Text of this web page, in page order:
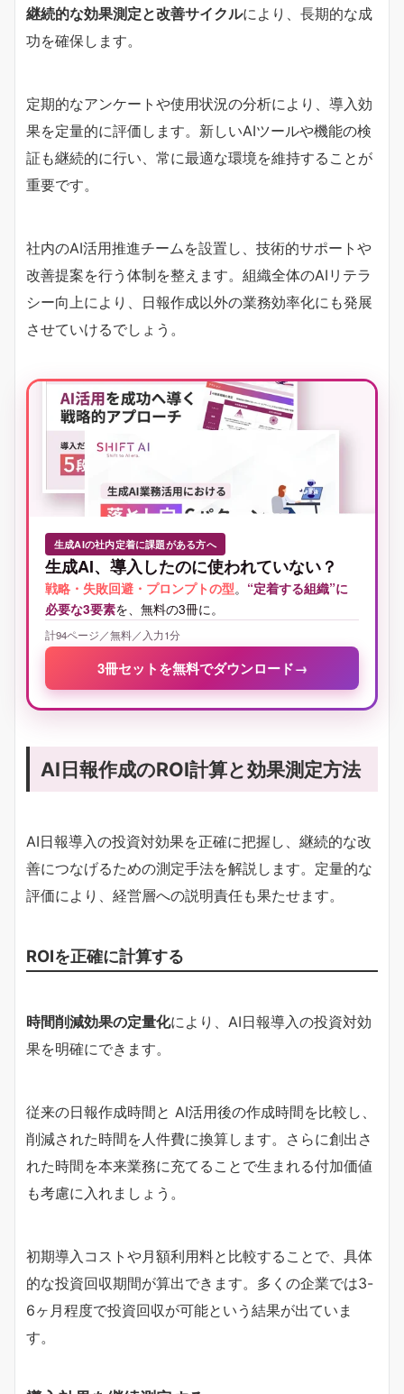
継続的な効果測定と改善サイクルにより、長期的な成
功を確保します。
定期的なアンケートや使用状況の分析により、導入効
果を定量的に評価します。新しいAIツールや機能の検
証も継続的に行い、常に最適な環境を維持することが
重要です。
社内のAI活用推進チームを設置し、技術的サポートや
改善提案を行う体制を整えます。組織全体のAIリテラ
シー向上により、日報作成以外の業務効率化にも発展
させていけるでしょう。
生成AIの社内定着に課題がある方へ
生成AI、導入したのに使われていない？
戦略・失敗回避・プロンプトの型。 “定着する組織”に
必要な3要素を、無料の3冊に。
計94ページ／無料／入力1分
3冊セットを無料でダウンロード→
AI日報作成のROI計算と効果測定方法
AI日報導入の投資対効果を正確に把握し、継続的な改
善につなげるための測定手法を解説します。定量的な
評価により、経営層への説明責任も果たせます。
ROIを正確に計算する
時間削減効果の定量化により、AI日報導入の投資対効
果を明確にできます。
従来の日報作成時間と AI活用後の作成時間を比較し、
削減された時間を人件費に換算します。さらに創出さ
れた時間を本来業務に充てることで生まれる付加価値
も考慮に入れましょう。
初期導入コストや月額利用料と比較することで、具体
的な投資回収期間が算出できます。多くの企業では3-
6ヶ月程度で投資回収が可能という結果が出ていま
す。